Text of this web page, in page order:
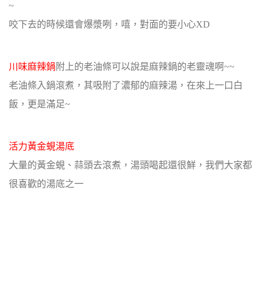
~
咬下去的時候還會爆漿咧，嘻，對面的要小心XD
川味麻辣鍋 附上的老油條可以說是麻辣鍋的老靈魂啊~~
老油條入鍋滾煮，其吸附了濃郁的麻辣湯，在來上一口白
飯，更是滿足~
活力黃金蜆湯底
大量的黃金蜆、蒜頭去滾煮，湯頭喝起還很鮮，我們大家都
很喜歡的湯底之一